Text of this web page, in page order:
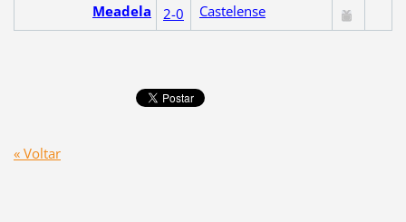
Meadela
2-0 Castelense
« Voltar